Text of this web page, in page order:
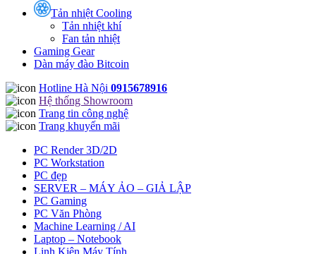
Tản nhiệt Cooling
Tản nhiệt khí
Fan tản nhiệt
Gaming Gear
Dàn máy đào Bitcoin
Hotline Hà Nội 0915678916
Hệ thống Showroom
Trang tin công nghệ
Trang khuyến mãi
PC Render 3D/2D
PC Workstation
PC đẹp
SERVER – MÁY ẢO – GIẢ LẬP
PC Gaming
PC Văn Phòng
Machine Learning / AI
Laptop – Notebook
Linh Kiện Máy Tính